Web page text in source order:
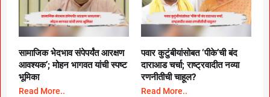
सामाजिक भेदभाव संपेपर्यंत आरक्षण
आवश्यक’; मोहन भागवत यांची स्पष्ट
भूमिका
Read More..
पवार कुटुंबीयांसोबत ‘पीके’ची बंद
दाराआड चर्चा; राष्ट्रवादीत नव्या
रणनीतीची चाहूल?
Read More..